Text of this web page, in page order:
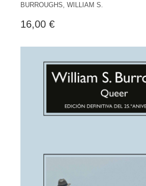
BURROUGHS, WILLIAM S.
16,00 €